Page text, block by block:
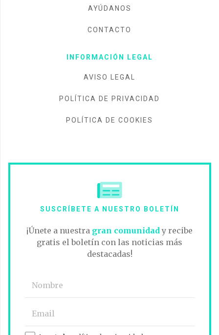
AYÚDANOS
CONTACTO
INFORMACIÓN LEGAL
AVISO LEGAL
POLÍTICA DE PRIVACIDAD
POLÍTICA DE COOKIES
SUSCRÍBETE A NUESTRO BOLETÍN
¡Únete a nuestra gran comunidad y recibe
gratis el boletín con las noticias más
destacadas!